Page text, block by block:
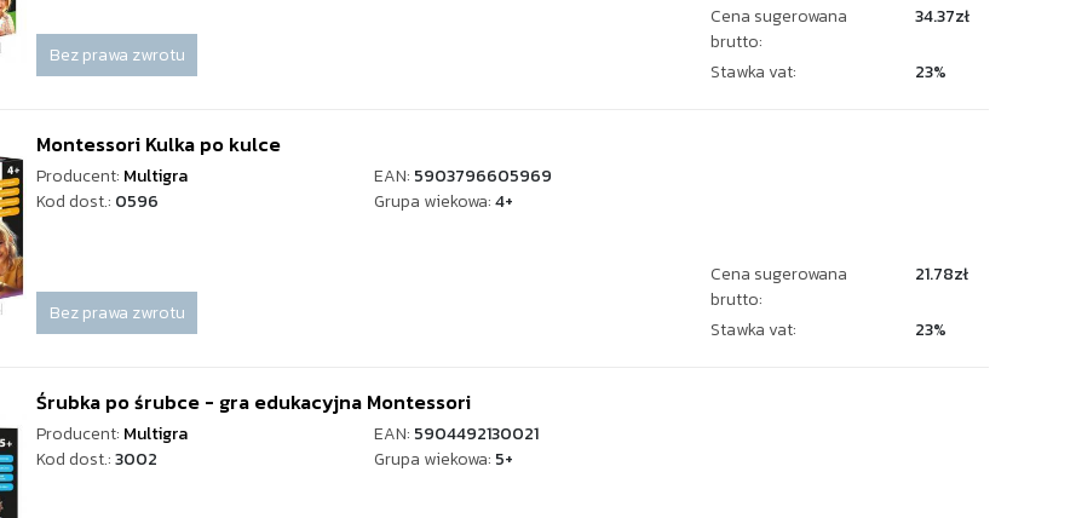
Bez prawa zwrotu
Cena sugerowana
brutto:
34.37zł
Stawka vat: 23%
Montessori Kulka po kulce
Producent: Multigra EAN: 5903796605969
Kod dost.: 0596 Grupa wiekowa:4+
Bez prawa zwrotu
Cena sugerowana
brutto:
21.78zł
Stawka vat: 23%
Śrubka po śrubce - gra edukacyjna Montessori
Producent: Multigra EAN: 5904492130021
Kod dost.:3002 Grupa wiekowa: 5+